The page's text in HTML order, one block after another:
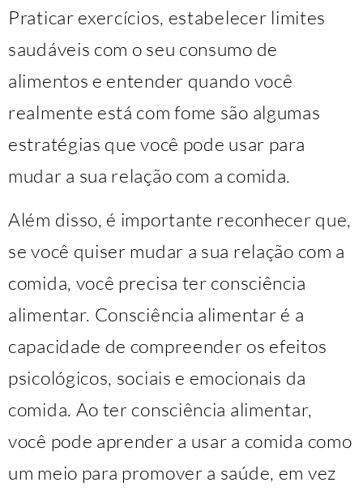
Praticar exercícios, estabelecer limites
saudáveis com o seu consumo de
alimentos e entender quando você
realmente está com fome são algumas
estratégias que você pode usar para
mudar a sua relação com a comida.
Além disso, é importante reconhecer que,
se você quiser mudar a sua relação com a
comida, você precisa ter consciência
alimentar. Consciência alimentar é a
capacidade de compreender os efeitos
psicológicos, sociais e emocionais da
comida. Ao ter consciência alimentar,
você pode aprender a usar a comida como
um meio para promover a saúde, em vez